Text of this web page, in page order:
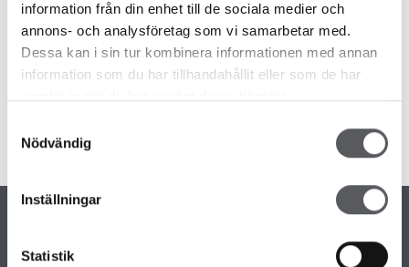
information från din enhet till de sociala medier och
annons- och analysföretag som vi samarbetar med.
Dessa kan i sin tur kombinera informationen med annan
information som du har tillhandahållit eller som de har
Nödvändig
Inställningar
Statistik
industritomt och den ligger utanför stadsplanerat område.
Varmt välkomna!